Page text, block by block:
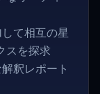
て相互の星
スを探求
釈レポート